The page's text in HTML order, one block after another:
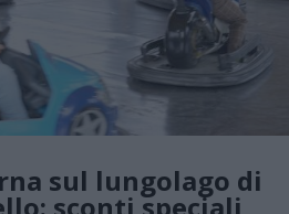
sul lungolago di
sconti speciali